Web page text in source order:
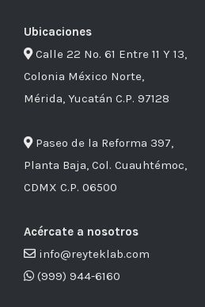
Ubicaciones
Calle 22 No. 61 Entre 11 Y 13,
Colonia México Norte,
Mérida, Yucatán C.P. 97128
Paseo de la Reforma 397,
Planta Baja, Col. Cuauhtémoc,
CDMX C.P. 06500
Acércate a nosotros
info@reyteklab.com
(999) 944-6160